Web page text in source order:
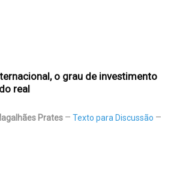
o grau de investimento
real
Prates
Texto para Discussão